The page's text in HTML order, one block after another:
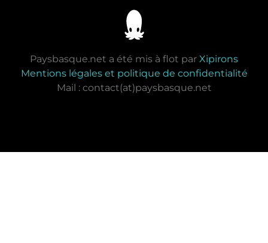
Paysbasque.net a été mis à flot par Xipirons
Mentions légales et politique de confidentialité
Mail : contact(at)paysbasque.net